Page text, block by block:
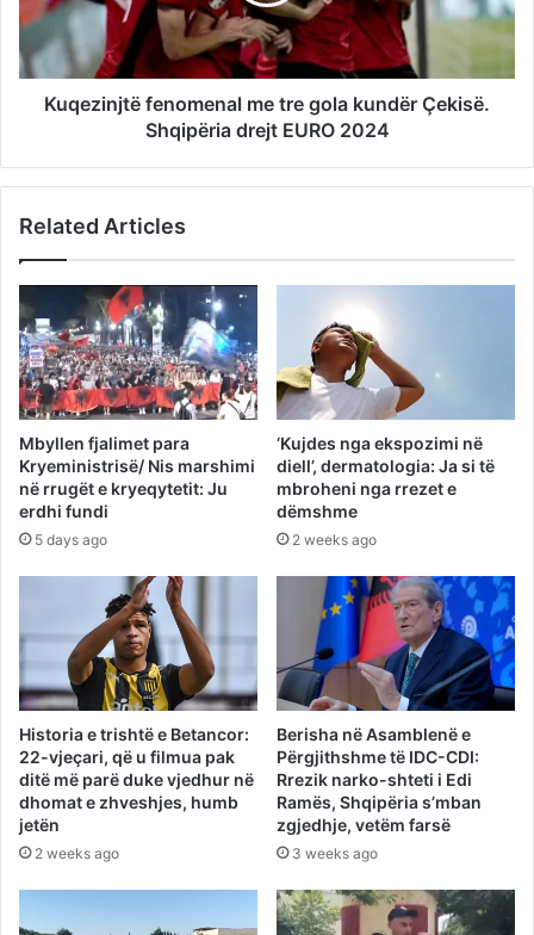
Kuqezinjtë fenomenal me tre gola kundër Çekisë.
Shqipëria drejt EURO 2024
Related Articles
Mbyllen fjalimet para
Kryeministrisë/ Nis marshimi
në rrugët e kryeqytetit: Ju
erdhi fundi
5 days ago
‘Kujdes nga ekspozimi në
diell’, dermatologia: Ja si të
mbroheni nga rrezet e
dëmshme
2 weeks ago
Historia e trishtë e Betancor:
22-vjeçari, që u filmua pak
ditë më parë duke vjedhur në
dhomat e zhveshjes, humb
jetën
2 weeks ago
Berisha në Asamblenë e
Përgjithshme të IDC-CDI:
Rrezik narko-shteti i Edi
Ramës, Shqipëria s’mban
zgjedhje, vetëm farsë
3 weeks ago